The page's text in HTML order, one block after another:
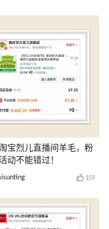
宝烈儿直播间羊毛，粉
动不能错过！
159